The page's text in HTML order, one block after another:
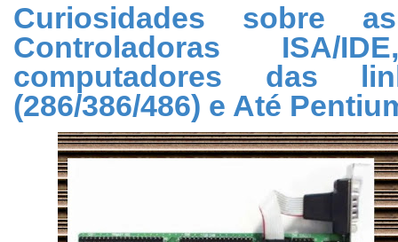
Curiosidades sobre
Controladoras ISA/
computadores das
(286/386/486) e Até